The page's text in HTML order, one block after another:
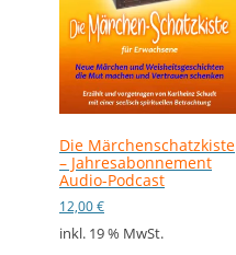
Die Märchenschatzkiste
– Jahresabonnement
Audio-Podcast
12,00€
inkl. 19 % MwSt.